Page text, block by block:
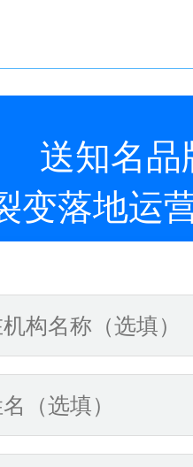
送知名品
变落地运